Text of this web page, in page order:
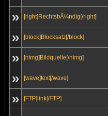
» [right]RechtsbÃ¼ndig[/right]
» [block]Blocksatz[/block]
» [nimg]Bildquelle[/nimg]
» [wave]text[/wave]
» [FTP]link[/FTP]